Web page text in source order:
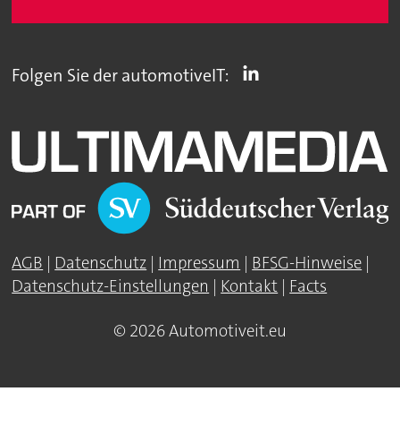
Folgen Sie der automotiveIT:
AGB | Datenschutz | Impressum | BFSG-Hinweise |
Datenschutz-Einstellungen | Kontakt | Facts
© 2026 Automotiveit.eu